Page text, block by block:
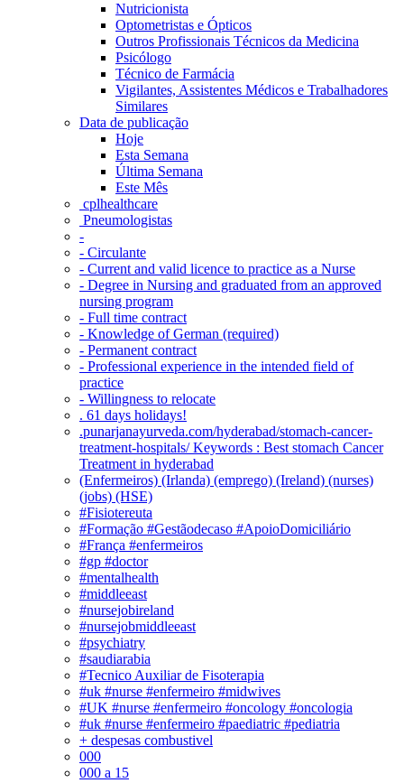
Nutricionista
Optometristas e Ópticos
Outros Profissionais Técnicos da Medicina
Psicólogo
Técnico de Farmácia
Vigilantes, Assistentes Médicos e Trabalhadores
Similares
Data de publicação
Hoje
Esta Semana
Última Semana
Este Mês
‎ cplhealthcare‬
Pneumologistas
-
- Circulante
- Current and valid licence to practice as a Nurse
- Degree in Nursing and graduated from an approved
nursing program
- Full time contract
- Knowledge of German (required)
- Permanent contract
- Professional experience in the intended field of
practice
- Willingness to relocate
. 61 days holidays!
.punarjanayurveda.com/hyderabad/stomach-cancer-
treatment-hospitals/ Keywords : Best stomach Cancer
Treatment in hyderabad
(Enfermeiros) (Irlanda) (emprego) (Ireland) (nurses)
(jobs) (HSE)
#Fisiotereuta
#Formação #Gestãodecaso #ApoioDomiciliário
#França #enfermeiros
#gp #doctor
#mentalhealth
#middleeast
#nursejobireland
#nursejobmiddleeast
#psychiatry
#saudiarabia
#Tecnico Auxiliar de Fisoterapia
#uk #nurse #enfermeiro #midwives
#UK #nurse #enfermeiro #oncology #oncologia
#uk #nurse #enfermeiro #paediatric #pediatria
+ despesas combustivel
000
000 a 15